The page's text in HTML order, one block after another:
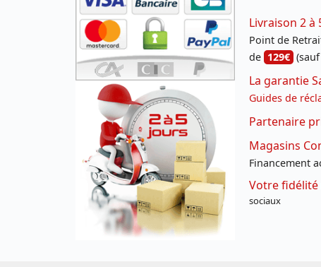
Livraison 2 à
Point de
de 129€
La garantie
Guides de
Partenaire
Magasins
Financement
Votre fidélité
sociaux